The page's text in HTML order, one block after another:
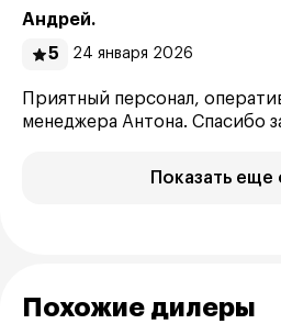
Андрей.
5
24 января 2026
Приятный персонал,
менеджера Антона. Спасибо
Показать еще
Похожие дилеры